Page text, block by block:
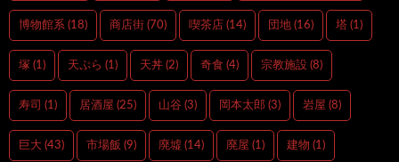
博物館系 (18) 商店街 (70) 喫茶店 (14) 団地 (16) 塔 (1)
塚 (1) 天ぷら (1) 天丼 (2) 奇食 (4) 宗教施設 (8)
寿司 (1) 居酒屋 (25) 山谷 (3) 岡本太郎 (3) 岩屋 (8)
巨大 (43) 市場飯 (9) 廃墟 (14) 廃屋 (1) 建物 (1)